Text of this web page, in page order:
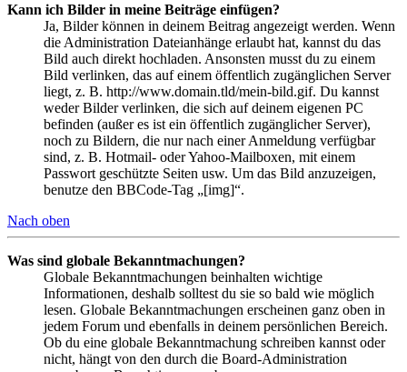
Kann ich Bilder in meine Beiträge einfügen?
Ja, Bilder können in deinem Beitrag angezeigt werden. Wenn
die Administration Dateianhänge erlaubt hat, kannst du das
Bild auch direkt hochladen. Ansonsten musst du zu einem
Bild verlinken, das auf einem öffentlich zugänglichen Server
liegt, z. B. http://www.domain.tld/mein-bild.gif. Du kannst
weder Bilder verlinken, die sich auf deinem eigenen PC
befinden (außer es ist ein öffentlich zugänglicher Server),
noch zu Bildern, die nur nach einer Anmeldung verfügbar
sind, z. B. Hotmail- oder Yahoo-Mailboxen, mit einem
Passwort geschützte Seiten usw. Um das Bild anzuzeigen,
benutze den BBCode-Tag „[img]“.
Nach oben
Was sind globale Bekanntmachungen?
Globale Bekanntmachungen beinhalten wichtige
Informationen, deshalb solltest du sie so bald wie möglich
lesen. Globale Bekanntmachungen erscheinen ganz oben in
jedem Forum und ebenfalls in deinem persönlichen Bereich.
Ob du eine globale Bekanntmachung schreiben kannst oder
nicht, hängt von den durch die Board-Administration